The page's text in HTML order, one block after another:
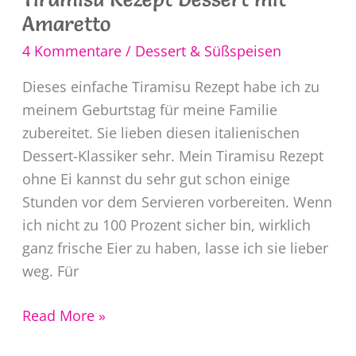
Amaretto
4 Kommentare / Dessert & Süßspeisen
Dieses einfache Tiramisu Rezept habe ich zu
meinem Geburtstag für meine Familie
zubereitet. Sie lieben diesen italienischen
Dessert-Klassiker sehr. Mein Tiramisu Rezept
ohne Ei kannst du sehr gut schon einige
Stunden vor dem Servieren vorbereiten. Wenn
ich nicht zu 100 Prozent sicher bin, wirklich
ganz frische Eier zu haben, lasse ich sie lieber
weg. Für
Tiramisu
Read More »